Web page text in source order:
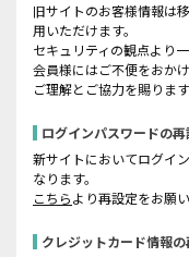
旧サイトのお客様情報は
用いただけます。
セキュリティの観点より
会員様にはご不便をおか
ご理解とご協力を賜りま
ログインパスワードの
新サイトにおいてログイ
なります。
こちらより再設定をお願
クレジットカード情報